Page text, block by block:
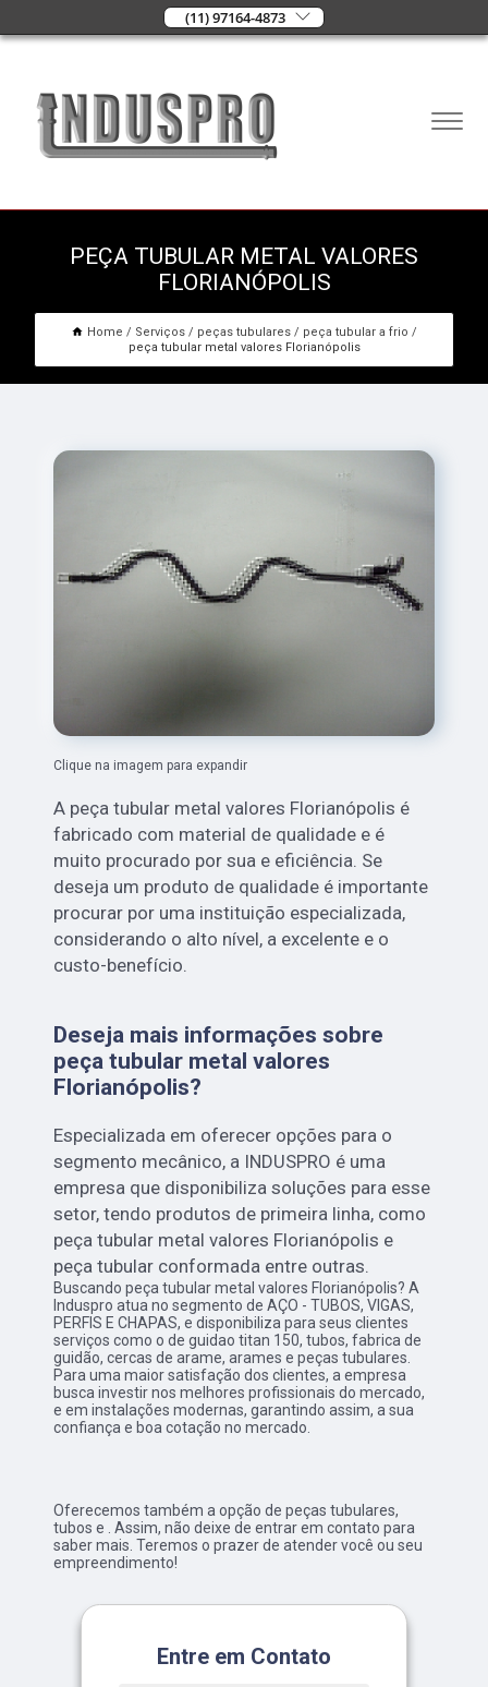
(11) 97164-4873
PEÇA TUBULAR METAL VALORES
FLORIANÓPOLIS
Home Serviços peças tubulares
peça tubular a frio
peça tubular metal valores Florianópolis
Clique na imagem para expandir
A peça tubular metal valores Florianópolis é
fabricado com material de qualidade e é
muito procurado por sua e eficiência. Se
deseja um produto de qualidade é importante
procurar por uma instituição especializada,
considerando o alto nível, a excelente e o
custo-benefício.
Deseja mais informações sobre
peça tubular metal valores
Florianópolis?
Especializada em oferecer opções para o
segmento mecânico, a INDUSPRO é uma
empresa que disponibiliza soluções para esse
setor, tendo produtos de primeira linha, como
peça tubular metal valores Florianópolis e
peça tubular conformada entre outras.
Buscando peça tubular metal valores Florianópolis? A
Induspro atua no segmento de AÇO - TUBOS, VIGAS,
PERFIS E CHAPAS, e disponibiliza para seus clientes
serviços como o de guidao titan 150, tubos, fabrica de
guidão, cercas de arame, arames e peças tubulares.
Para uma maior satisfação dos clientes, a empresa
busca investir nos melhores profissionais do mercado,
e em instalações modernas, garantindo assim, a sua
confiança e boa cotação no mercado.
Oferecemos também a opção de peças tubulares,
tubos e . Assim, não deixe de entrar em contato para
saber mais. Teremos o prazer de atender você ou seu
empreendimento!
Entre em Contato